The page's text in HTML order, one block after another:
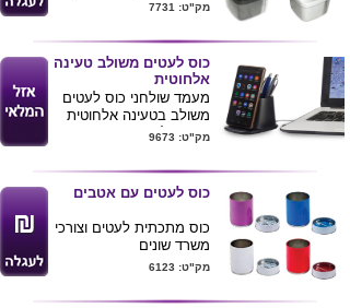
מגיעה בצבעים: שחור,
כחול ולבן.
ניתן להדפיס לוגו על גבי
המוצר.
מק"ט: 7731
כוס לעטים משולב טעינה
אלחוטית
מעמד שולחני כוס לעטים
משולב בטעינה אלחוטית
10W ( למכשירים תומכים )
TYEP -C . USB
מגיע בצבעים שחור ולבן
מידות : 88X89X88 מ"מ
ניתן להדפיס לוגו ע"ג
המוצר .
מק"ט: 9673
כוס לעטים עם אטבים
כוס מתכתית לעטים וצורכי
משרד שונים
בכוס ישנם שני מגנטים
ע"ג המעמד
מק"ט: 6123